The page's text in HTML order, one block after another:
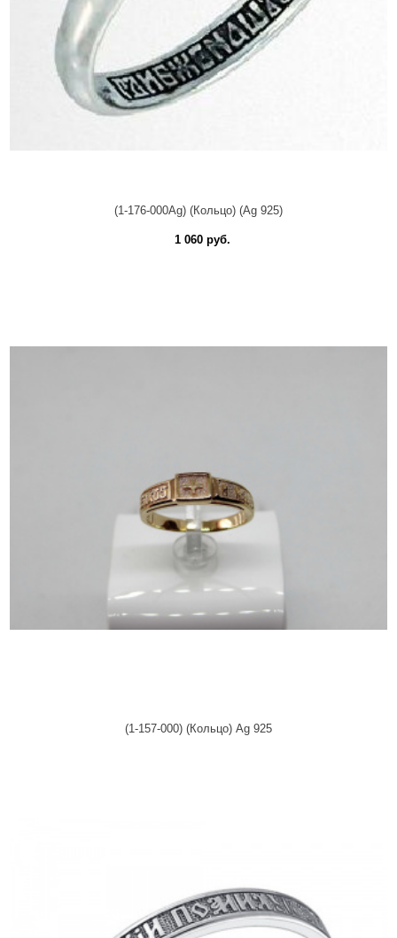
(1-176-000Ag) (Кольцо) (Ag 925)
1 060 руб.
(1-157-000) (Кольцо) Ag 925